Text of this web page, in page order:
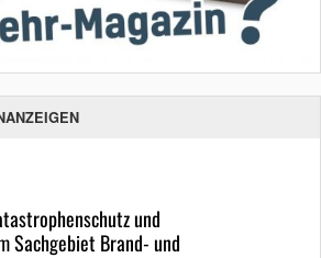
und
Sachgebiet Brand- und